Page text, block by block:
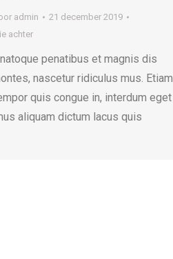
admin
21 december 2019
achter
penatibus et magnis dis
nascetur ridiculus mus. Etiam
quis congue in, interdum eget
aliquam dictum lacus quis